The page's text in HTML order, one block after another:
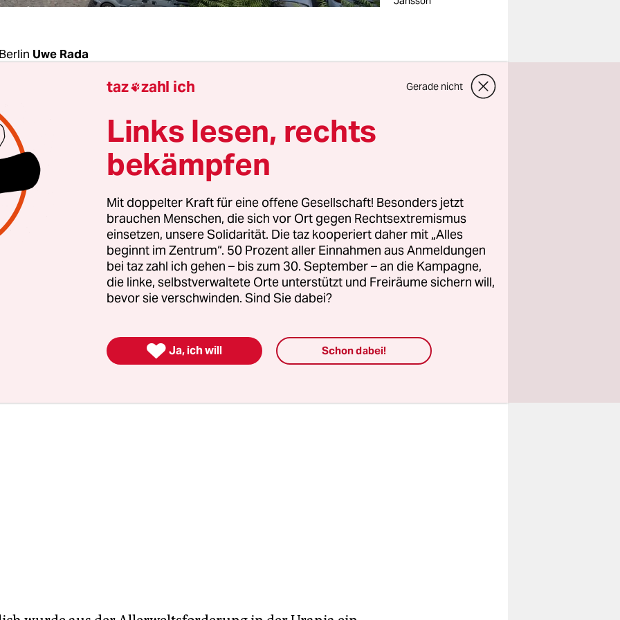
Uwe Rada
der kurzen Wege“ will Berlins Bausenator Sebastian Scheel.
Woche hat das der Linkenpolitiker bei der
„Stadt im Gespräch – Berlin im Wandel“ in der Urania
müssen
die Berliner Mischung neu definieren“, betonte
die zwischen Wohnen und Gewerbe“.
eigentlich. Schließlich wollen alle die Stadt
und eine gemischte Stadt. Selbst die SPD-
Franziska Giffey würde das wohl unterschreiben,
sie ihre Wählerstimmen inzwischen am liebsten dort holen
taz zahl ich Gerade nicht
Links lesen, rechts
bekämpfen
Mit doppelter Kraft für eine offene Gesellschaft! Besonders jetzt
brauchen Menschen, die sich vor Ort gegen Rechtsextremismus
einsetzen, unsere Solidarität. Die taz kooperiert daher mit „Alles
beginnt im Zentrum“. 50 Prozent aller Einnahmen aus Anmeldungen
bei taz zahl ich gehen – bis zum 30. September – an die Kampagne,
die linke, selbstverwaltete Orte unterstützt und Freiräume sichern will,
bevor sie verschwinden. Sind Sie dabei?
 Ja, ich will Schon dabei!